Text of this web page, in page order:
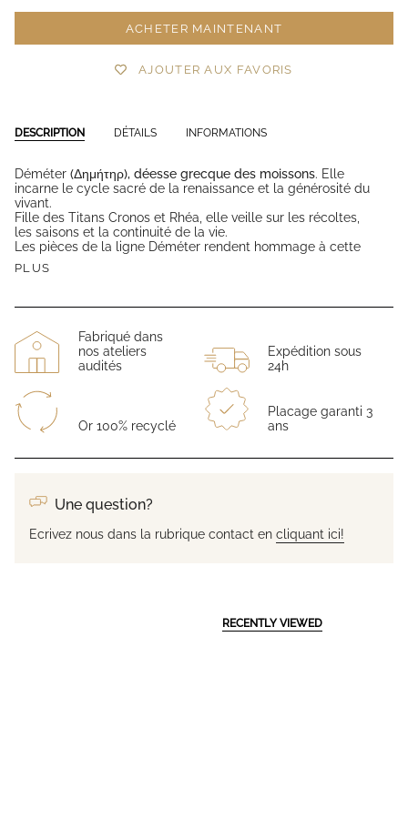
ACHETER MAINTENANT
AJOUTER AUX FAVORIS
DESCRIPTION DÉTAILS INFORMATIONS
Déméter (Δημήτηρ), déesse grecque des moissons. Elle
incarne le cycle sacré de la renaissance et la générosité du
vivant.
Fille des Titans Cronos et Rhéa, elle veille sur les récoltes,
les saisons et la continuité de la vie.
Les pièces de la ligne Déméter rendent hommage à cette
PLUS
Fabriqué dans
nos ateliers
audités
Expédition sous
24h
Or 100% recyclé
Placage garanti 3
ans
Une question?
Ecrivez nous dans la rubrique contact en cliquant ici!
RECENTLY VIEWED